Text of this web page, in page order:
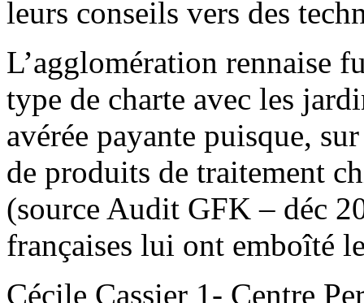
leurs conseils vers des
L’agglomération rennaise
type de charte avec les
avérée payante puisque,
de produits de traitement
(source Audit GFK – déc
françaises lui ont emboîté
Cécile Cassier 1- Centre